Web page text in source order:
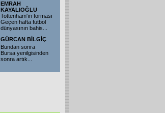
EMRAH
KAYALIOĞLU
Tottenham'ın forması
Geçen hafta futbol
dünyasının bahis...
GÜRCAN BİLGİÇ
Bundan sonra
Bursa yenilgisinden
sonra artık...